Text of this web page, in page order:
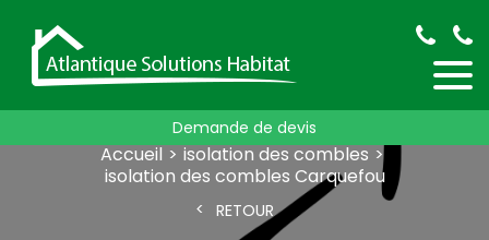
Demande de devis
Accueil
isolation des combles
isolation des combles Carquefou
RETOUR